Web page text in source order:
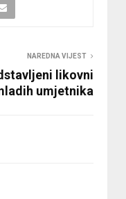
NAREDNA VIJEST
likovni
umjetnika